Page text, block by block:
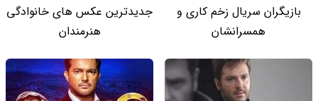
بازیگران سریال زخم کاری و
همسرانشان
جدیدترین عکس های خانوادگی
هنرمندان